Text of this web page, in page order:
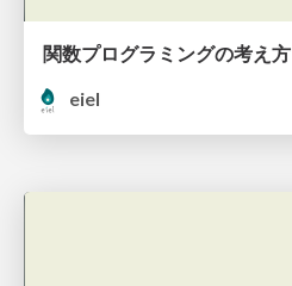
関数プログラミングの考え方
eiel